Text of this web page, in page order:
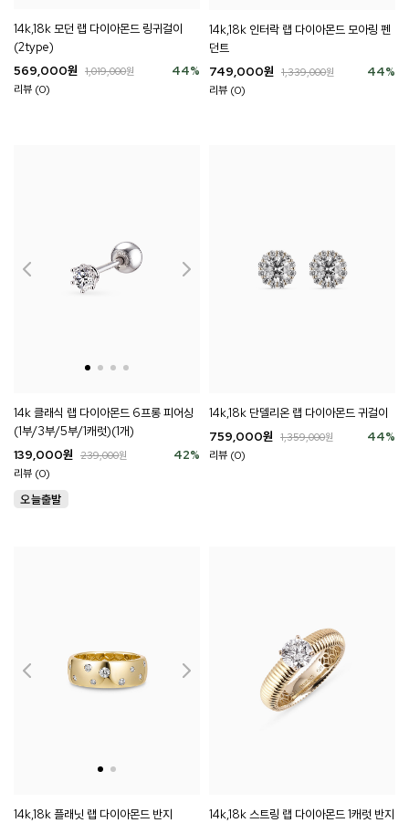
14k,18k 모던 랩 다이아몬드 링귀걸이
(2type)
44%
569,000원 1,019,000원
리뷰 (0)
14k,18k 인터락 랩 다이아몬드 모아링 펜
던트
44%
749,000원 1,339,000원
리뷰 (0)
14k 클래식 랩 다이아몬드 6프롱 피어싱
(1부/3부/5부/1캐럿)(1개)
42%
139,000원 239,000원
리뷰 (0)
14k,18k 단델리온 랩 다이아몬드 귀걸이
44%
759,000원 1,359,000원
리뷰 (0)
14k,18k 플래닛 랩 다이아몬드 반지
14k,18k 스트링 랩 다이아몬드 1캐럿 반지